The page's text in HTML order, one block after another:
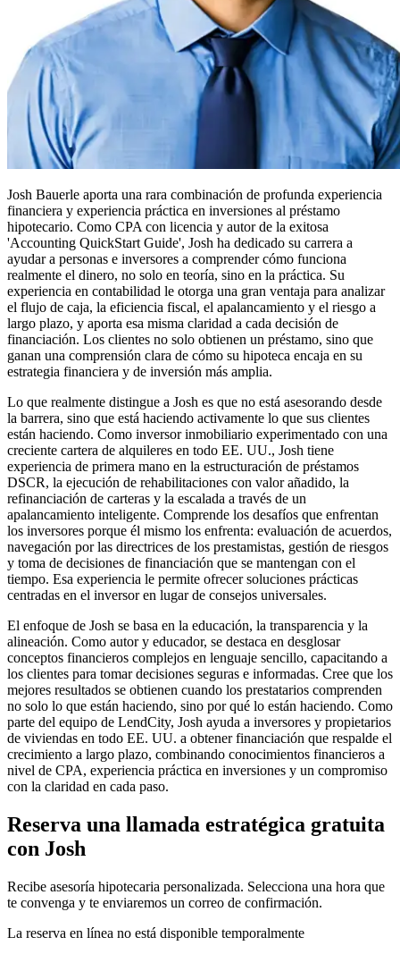
Josh Bauerle aporta una rara combinación de profunda experiencia
financiera y experiencia práctica en inversiones al préstamo
hipotecario. Como CPA con licencia y autor de la exitosa
'Accounting QuickStart Guide', Josh ha dedicado su carrera a
ayudar a personas e inversores a comprender cómo funciona
realmente el dinero, no solo en teoría, sino en la práctica. Su
experiencia en contabilidad le otorga una gran ventaja para analizar
el flujo de caja, la eficiencia fiscal, el apalancamiento y el riesgo a
largo plazo, y aporta esa misma claridad a cada decisión de
financiación. Los clientes no solo obtienen un préstamo, sino que
ganan una comprensión clara de cómo su hipoteca encaja en su
estrategia financiera y de inversión más amplia.
Lo que realmente distingue a Josh es que no está asesorando desde
la barrera, sino que está haciendo activamente lo que sus clientes
están haciendo. Como inversor inmobiliario experimentado con una
creciente cartera de alquileres en todo EE. UU., Josh tiene
experiencia de primera mano en la estructuración de préstamos
DSCR, la ejecución de rehabilitaciones con valor añadido, la
refinanciación de carteras y la escalada a través de un
apalancamiento inteligente. Comprende los desafíos que enfrentan
los inversores porque él mismo los enfrenta: evaluación de acuerdos,
navegación por las directrices de los prestamistas, gestión de riesgos
y toma de decisiones de financiación que se mantengan con el
tiempo. Esa experiencia le permite ofrecer soluciones prácticas
centradas en el inversor en lugar de consejos universales.
El enfoque de Josh se basa en la educación, la transparencia y la
alineación. Como autor y educador, se destaca en desglosar
conceptos financieros complejos en lenguaje sencillo, capacitando a
los clientes para tomar decisiones seguras e informadas. Cree que los
mejores resultados se obtienen cuando los prestatarios comprenden
no solo lo que están haciendo, sino por qué lo están haciendo. Como
parte del equipo de LendCity, Josh ayuda a inversores y propietarios
de viviendas en todo EE. UU. a obtener financiación que respalde el
crecimiento a largo plazo, combinando conocimientos financieros a
nivel de CPA, experiencia práctica en inversiones y un compromiso
con la claridad en cada paso.
Reserva una llamada estratégica gratuita
con Josh
Recibe asesoría hipotecaria personalizada. Selecciona una hora que
te convenga y te enviaremos un correo de confirmación.
La reserva en línea no está disponible temporalmente